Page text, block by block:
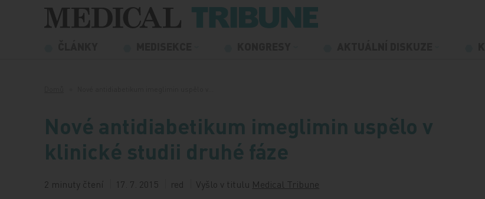
Přeskočit na obsah
Nové antidiabetikum imeglimin uspělo v
klinické studii druhé fáze
2 minuty čtení 17. 7. 2015 red Vyšlo v titulu Medical Tribune